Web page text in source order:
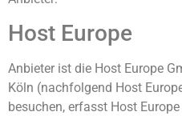
Host Europe
Anbieter ist die Host Europe
Köln (nachfolgend Host
besuchen, erfasst Host